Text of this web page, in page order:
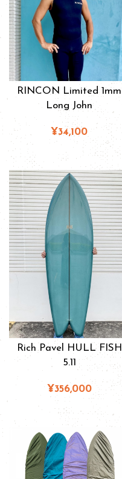
RINCON Limited 1mm
Long John
¥34,100
Rich Pavel HULL FISH
5.11
¥356,000